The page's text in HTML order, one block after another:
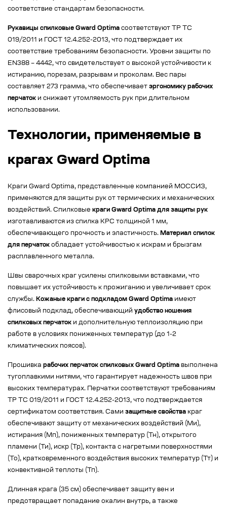
соответствие стандартам безопасности.
Рукавицы спилковые Gward Optima соответствуют ТР ТС
019/2011 и ГОСТ 12.4.252-2013, что подтверждает их
соответствие требованиям безопасности. Уровни защиты по
EN388 – 4442, что свидетельствует о высокой устойчивости к
истиранию, порезам, разрывам и проколам. Вес пары
составляет 273 грамма, что обеспечивает эргономику рабочих
перчаток и снижает утомляемость рук при длительном
использовании.
Технологии, применяемые в
крагах Gward Optima
Краги Gward Optima, представленные компанией МОССИЗ,
применяются для защиты рук от термических и механических
воздействий. Спилковые краги Gward Optima для защиты рук
изготавливаются из спилка КРС толщиной 1 мм,
обеспечивающего прочность и эластичность. Материал спилок
для перчаток обладает устойчивостью к искрам и брызгам
расплавленного металла.
Швы сварочных краг усилены спилковыми вставками, что
повышает их устойчивость к прожиганию и увеличивает срок
службы. Кожаные краги с подкладом Gward Optima имеют
флисовый подклад, обеспечивающий удобство ношения
спилковых перчаток и дополнительную теплоизоляцию при
работе в условиях пониженных температур (до 1-2
климатических поясов).
Прошивка рабочих перчаток спилковых Gward Optima выполнена
тугоплавкими нитями, что гарантирует надежность швов при
высоких температурах. Перчатки соответствуют требованиям
ТР ТС 019/2011 и ГОСТ 12.4.252-2013, что подтверждается
сертификатом соответствия. Сами защитные свойства краг
обеспечивают защиту от механических воздействий (Ми),
истирания (Мп), пониженных температур (Тн), открытого
пламени (Ти), искр (Тр), контакта с нагретыми поверхностями
(То), кратковременного воздействия высоких температур (Тт) и
конвективной теплоты (Тп).
Длинная крага (35 см) обеспечивает защиту вен и
предотвращает попадание окалин внутрь, а также